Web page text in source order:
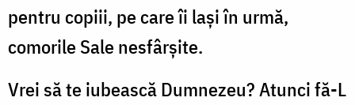
pentru copiii, pe care îi laşi în urmă,
comorile Sale nesfârşite.
Vrei să te iubească Dumnezeu? Atunci fă-L